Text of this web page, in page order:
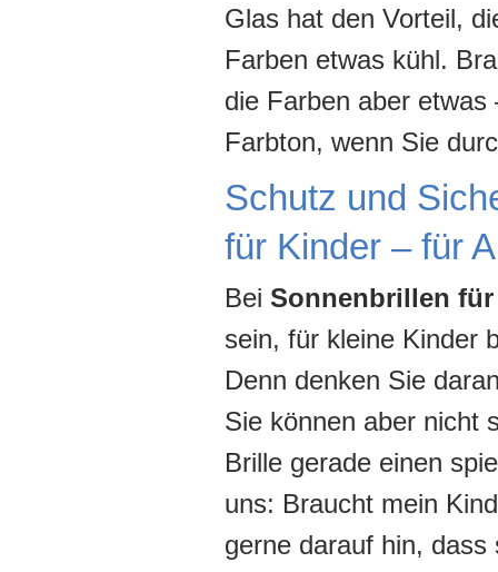
Glas hat den Vorteil,
Farben etwas kühl.
die Farben aber
Farbton, wenn Sie
Schutz und
für Kinder – für
Bei Sonnenbrillen
sein, für kleine Kinder
Denn denken Sie
Sie können aber nicht
Brille gerade einen
uns: Braucht mein
gerne darauf hin,